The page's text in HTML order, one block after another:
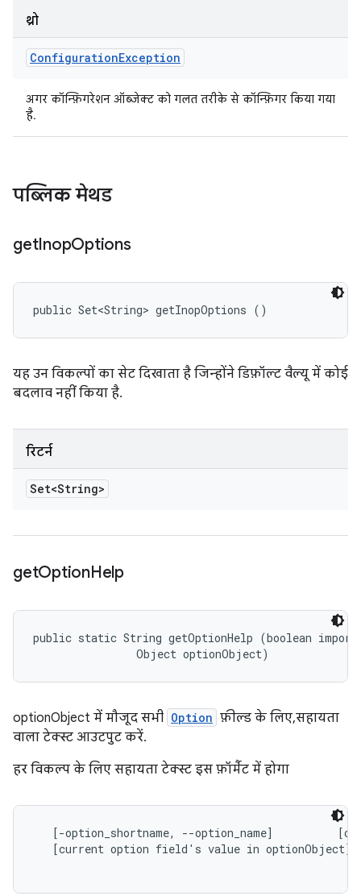
थ्रो
ConfigurationException
अगर कॉन्फ़िगरेशन ऑब्जेक्ट को गलत तरीके से कॉन्फ़िगर किया गया
है.
पब्लिक मेथड
getInopOptions
public Set<String> getInopOptions ()
यह उन विकल्पों का सेट दिखाता है जिन्होंने डिफ़ॉल्ट वैल्यू में कोई
बदलाव नहीं किया है.
रिटर्न
Set<String>
getOptionHelp
public static String getOptionHelp (boolean
                Object optionObject)
optionObject में मौजूद सभी Option फ़ील्ड के लिए, सहायता
वाला टेक्स्ट आउटपुट करें.
हर विकल्प के लिए सहायता टेक्स्ट इस फ़ॉर्मैट में होगा
[-option_shortname, --option_name]
   [current option field's value in optionObject]